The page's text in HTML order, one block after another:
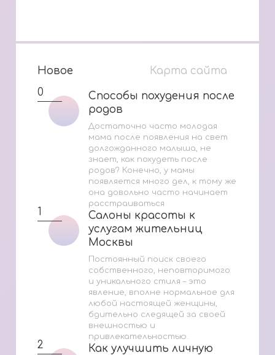
Новое
Карта сайта
0
Способы похудения после
родов
Способы похудения после
родов
Достаточно часто молодая
мама после появления на свет
долгожданного малыша, не
знает, как похудеть после
родов? Конечно, у мамы
появляется много дел, к тому же
она довольно часто начинает
расстраиваться
1
Салоны красоты к
услугам жительниц
Москвы
Салоны красоты к
услугам жительниц
Москвы
Постоянный поиск своего
собственного, неповторимого
и уникального стиля – это
явление, вполне нормальное для
любой настоящей женщины,
бдительно следящей за своей
внешностью и
привлекательностью.
2
Как улучшить личную
Как улучшить личную